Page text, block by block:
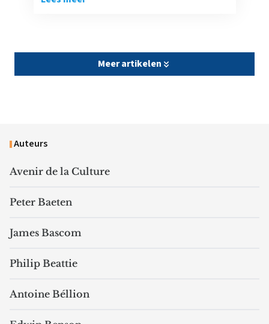
Meer artikelen
Auteurs
Avenir de la Culture
Peter Baeten
James Bascom
Philip Beattie
Antoine Béllion